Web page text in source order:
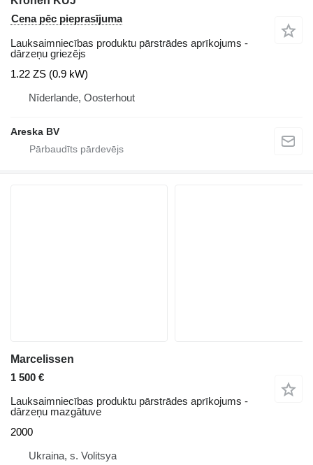
Cena pēc pieprasījuma
Lauksaimniecības produktu pārstrādes aprīkojums -
dārzeņu griezējs
1.22 ZS (0.9 kW)
Nīderlande, Oosterhout
Areska BV
Marcelissen
1 500 €
Lauksaimniecības produktu pārstrādes aprīkojums -
dārzeņu mazgātuve
2000
Ukraina, s. Volitsya